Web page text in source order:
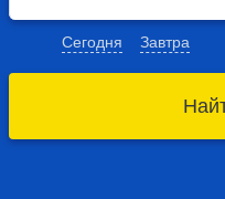
Сегодня Завтра